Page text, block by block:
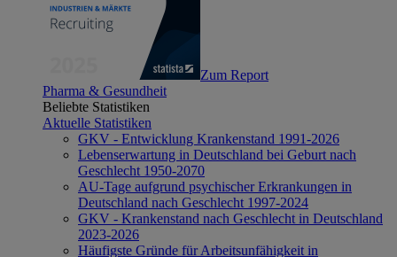
Zum Report
Pharma & Gesundheit
Beliebte Statistiken
Aktuelle Statistiken
GKV - Entwicklung Krankenstand 1991-2026
Lebenserwartung in Deutschland bei Geburt nach
Geschlecht 1950-2070
AU-Tage aufgrund psychischer Erkrankungen in
Deutschland nach Geschlecht 1997-2024
GKV - Krankenstand nach Geschlecht in Deutschland
2023-2026
Häufigste Gründe für Arbeitsunfähigkeit in